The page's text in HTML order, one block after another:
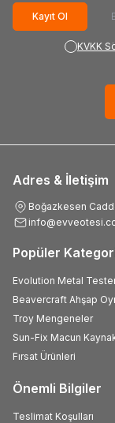
Kayıt Ol
KVKK
Adres & İletişim
Boğazkesen
Popüler
Evolution Metal
Beavercraft Ahşap
Troy Mengeneler
Sun-Fix Macun
Fırsat Ürünleri
Önemli Bilgiler
Teslimat Koşulları